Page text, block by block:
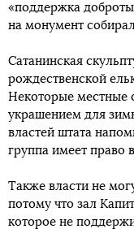
«поддержка
на монумент
Сатанинская
рождественской
Некоторые местные
украшением для
властей штата
группа имеет право
Также власти не
потому что зал
которое не